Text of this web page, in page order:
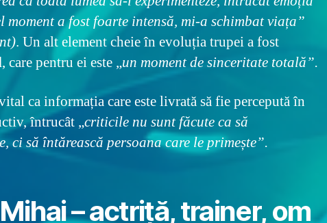
moment a fost foarte intensă, mi-a schimbat viața”
. Un alt element cheie în evoluția trupei a fost
, care pentru ei este „un moment de sinceritate totală”.
ca informația care este livrată să fie percepută în
întrucât „criticile nu sunt făcute ca să
ci să întărească persoana care le primește”.
– actriță, trainer, om